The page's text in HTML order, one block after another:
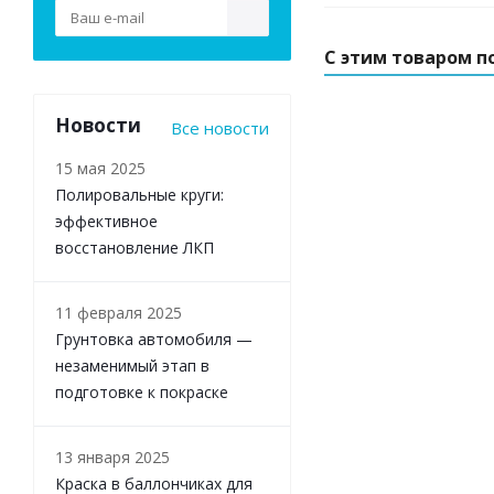
С этим товаром
Новости Все новости
15 мая 2025
Полировальные круги:
эффективное
восстановление ЛКП
11 февраля 2025
Грунтовка автомобиля —
незаменимый этап в
подготовке к покраске
13 января 2025
Краска в баллончиках для